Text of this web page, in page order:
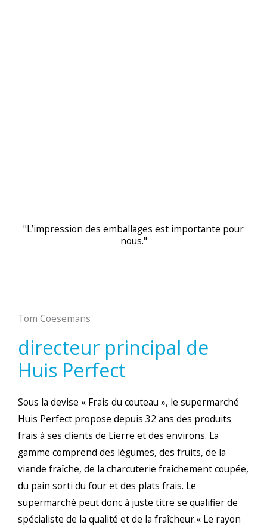
Tom Coesemans
directeur principal de
Huis Perfect
Sous la devise « Frais du couteau », le supermarché
Huis Perfect propose depuis 32 ans des produits
frais à ses clients de Lierre et des environs. La
gamme comprend des légumes, des fruits, de la
viande fraîche, de la charcuterie fraîchement coupée,
du pain sorti du four et des plats frais. Le
supermarché peut donc à juste titre se qualifier de
spécialiste de la qualité et de la fraîcheur.« Le rayon
"L’impression des emballages est importante pour
nous."